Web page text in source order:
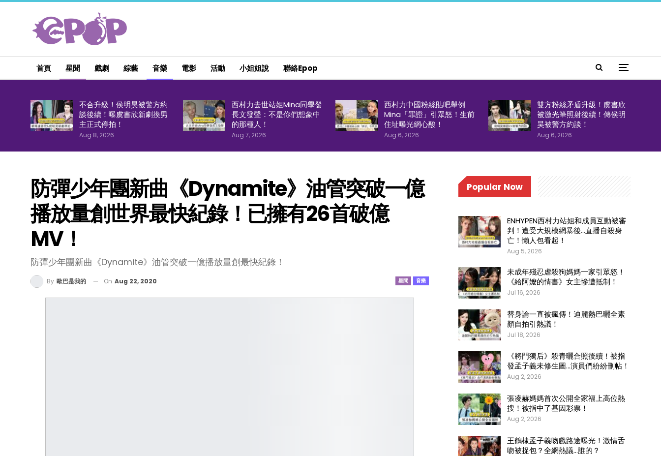
首頁 星聞 戲劇 綜藝 音樂 電影 活動 小姐姐說 聯絡epop
不合升級！侯明昊被警方約
談後續！曝虞書欣新劇換男
主正式停拍！
Aug 8, 2026
西村力去世站姐Mina同學發
長文發聲：不是你們想象中
的那種人！
Aug 7, 2026
西村力中國粉絲貼吧舉例
Mina「罪證」引眾怒！生前
住址曝光網心酸！
Aug 6, 2026
雙方粉絲矛盾升級！虞書欣
被激光筆照射後續！傳侯明
昊被警方約談！
Aug 6, 2026
防彈少年團新曲《Dynamite》油管突破一億
播放量創世界最快紀錄！已擁有26首破億
MV！
防彈少年團新曲《Dynamite》油管突破一億播放量創最快紀錄！
星聞 音樂
By 歐巴是我的 On Aug 22, 2020
Popular Now
ENHYPEN西村力站姐和成員互動被審
判！遭受大規模網暴後…直播自殺身
亡！懶人包看起！
Aug 5, 2026
未成年殘忍虐殺狗媽媽一家引眾怒！
《給阿嬤的情書》女主慘遭抵制！
Jul 16, 2026
替身論一直被瘋傳！迪麗熱巴曬全素
顏自拍引熱議！
Jul 18, 2026
《將門獨后》殺青曬合照後續！被指
發孟子義未修生圖…演員們紛紛刪帖！
Aug 2, 2026
張凌赫媽媽首次公開全家福上高位熱
搜！被指中了基因彩票！
Aug 2, 2026
王鶴棣孟子義吻戲路途曝光！激情舌
吻被捉包？全網熱議…誰的？